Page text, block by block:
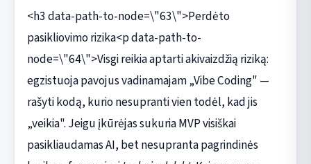
<h3 data-path-to-node=\"63\">Perdėto
pasikliovimo rizika<p data-path-to-
node=\"64\">Visgi reikia aptarti akivaizdžią riziką:
egzistuoja pavojus vadinamajam „Vibe Coding" —
rašyti kodą, kurio nesupranti vien todėl, kad jis
„veikia". Jeigu įkūrėjas sukuria MVP visiškai
pasikliaudamas AI, bet nesupranta pagrindinės